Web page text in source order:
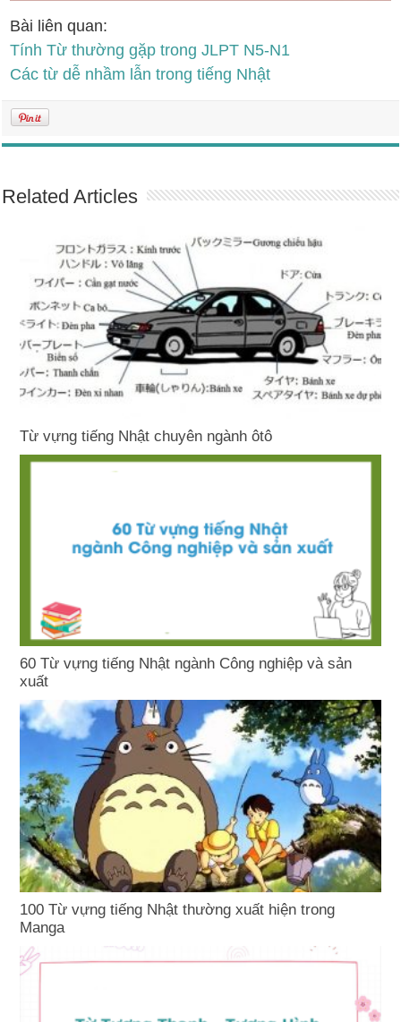
Bài liên quan:
Tính Từ thường gặp trong JLPT N5-N1
Các từ dễ nhầm lẫn trong tiếng Nhật
Related Articles
Từ vựng tiếng Nhật chuyên ngành ôtô
60 Từ vựng tiếng Nhật ngành Công nghiệp và sản
xuất
100 Từ vựng tiếng Nhật thường xuất hiện trong
Manga